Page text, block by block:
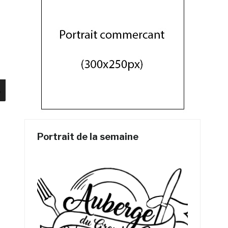
Portrait de la semaine